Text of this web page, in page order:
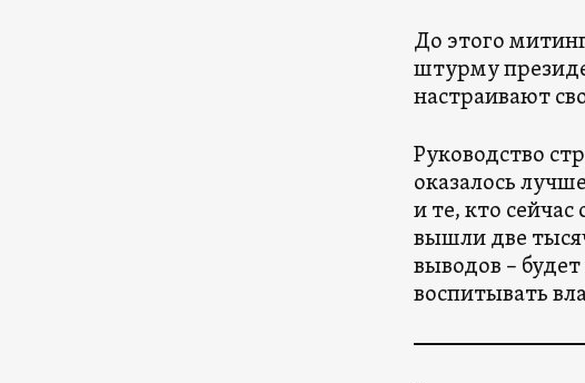
До этого
штурму
настраивают
Руководство
оказалось
и те, кто
вышли две
выводов –
воспитывать